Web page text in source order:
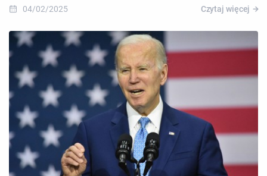
04/02/2025 Czytaj więcej